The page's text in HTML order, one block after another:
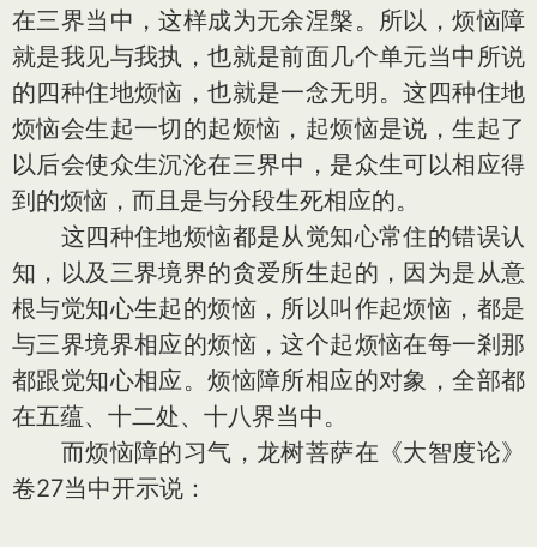
在三界当中，这样成为无余涅槃。所以，烦恼障
就是我见与我执，也就是前面几个单元当中所说
的四种住地烦恼，也就是一念无明。这四种住地
烦恼会生起一切的起烦恼，起烦恼是说，生起了
以后会使众生沉沦在三界中，是众生可以相应得
到的烦恼，而且是与分段生死相应的。
这四种住地烦恼都是从觉知心常住的错误认
知，以及三界境界的贪爱所生起的，因为是从意
根与觉知心生起的烦恼，所以叫作起烦恼，都是
与三界境界相应的烦恼，这个起烦恼在每一剎那
都跟觉知心相应。烦恼障所相应的对象，全部都
在五蕴、十二处、十八界当中。
而烦恼障的习气，龙树菩萨在《大智度论》
卷27当中开示说：